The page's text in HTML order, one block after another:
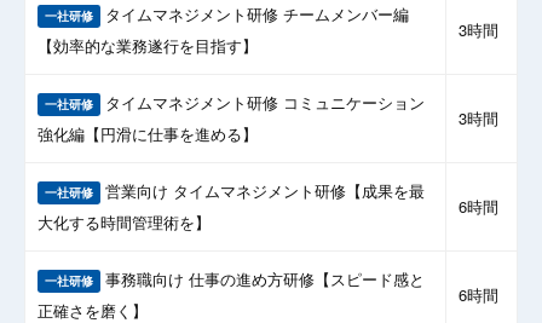
一社研修 タイムマネジメント研修 チームメンバー編
【効率的な業務遂行を目指す】
3時間
一社研修 タイムマネジメント研修 コミュニケーション
強化編【円滑に仕事を進める】
3時間
一社研修 営業向け タイムマネジメント研修【成果を最
大化する時間管理術を】
6時間
一社研修 事務職向け 仕事の進め方研修【スピード感と
正確さを磨く】
6時間